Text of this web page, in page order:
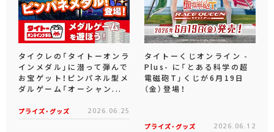
タイクレの「タイトーオンラ
インメダル」に潜って弾んで
お宝ゲット！ピンパネル型メ
ダルゲーム「オーシャン...
プライズ・グッズ 2026.06.25
タイトーくじオンライン -
Plus- に「とある科学の超
電磁砲T」くじが6月19日
（金）登場！
プライズ・グッズ 2026.06.12